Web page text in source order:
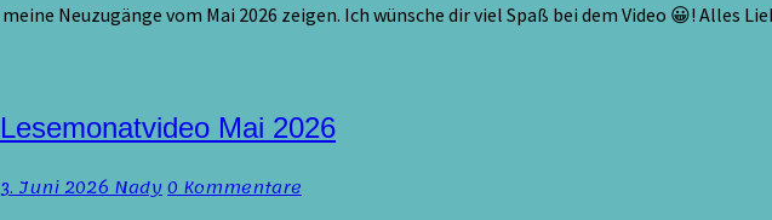
meine Neuzugänge vom Mai 2026 zeigen. Ich wünsche dir viel Spaß bei dem Video 😀! Alles
Lesemonatvideo
Mai
Lesemonatvideo Mai 2026
3. Juni 2026NadyKommentare
0 Kommentare